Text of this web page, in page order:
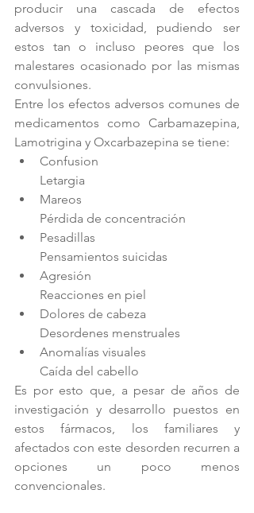
producir una cascada de efectos
adversos y toxicidad, pudiendo ser
estos tan o incluso peores que los
malestares ocasionado por las mismas
convulsiones.
Entre los efectos adversos comunes de
medicamentos como Carbamazepina,
Lamotrigina y Oxcarbazepina se tiene:
Confusion
Letargia
Mareos
Pérdida de concentración
Pesadillas
Pensamientos suicidas
Agresión
Reacciones en piel
Dolores de cabeza
Desordenes menstruales
Anomalías visuales
Caída del cabello
Es por esto que, a pesar de años de
investigación y desarrollo puestos en
estos fármacos, los familiares y
afectados con este desorden recurren a
opciones un poco menos
convencionales.